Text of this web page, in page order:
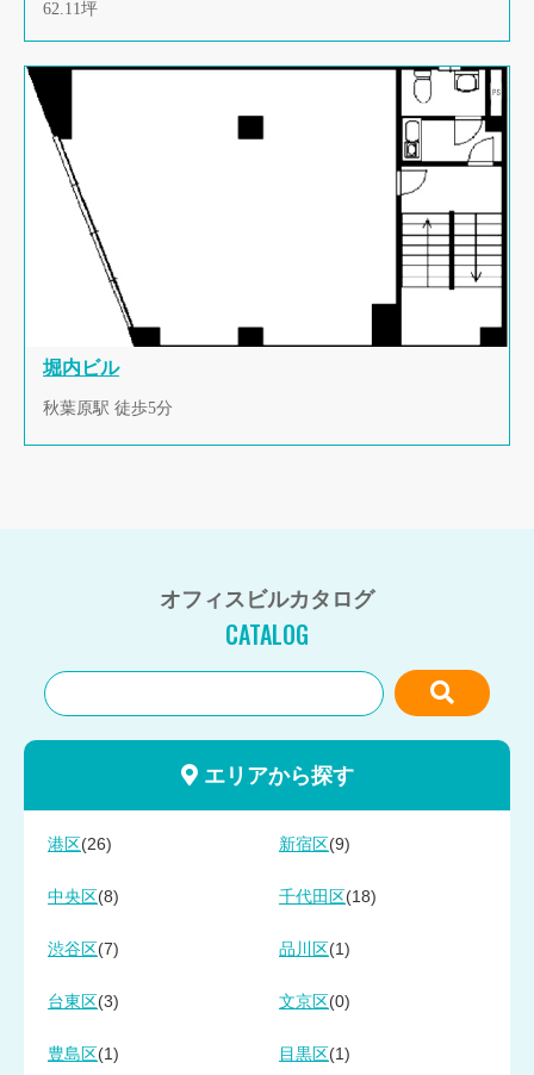
62.11坪
堀内ビル
秋葉原駅 徒歩5分
オフィスビルカタログ
CATALOG
エリアから探す
港区 (26) 新宿区 (9)
中央区 (8) 千代田区 (18)
渋谷区 (7) 品川区 (1)
台東区 (3) 文京区 (0)
豊島区 (1) 目黒区 (1)